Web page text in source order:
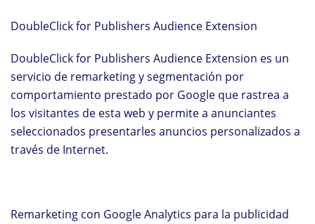
DoubleClick for Publishers Audience Extension
DoubleClick for Publishers Audience Extension es un
servicio de remarketing y segmentación por
comportamiento prestado por Google que rastrea a
los visitantes de esta web y permite a anunciantes
seleccionados presentarles anuncios personalizados a
través de Internet.
Remarketing con Google Analytics para la publicidad